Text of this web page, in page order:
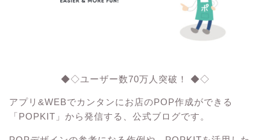
◆◇ユーザー数70万人突破！ ◆◇
アプリ&WEBでカンタンにお店のPOP作成ができる
「POPKIT」から発信する、公式ブログです。